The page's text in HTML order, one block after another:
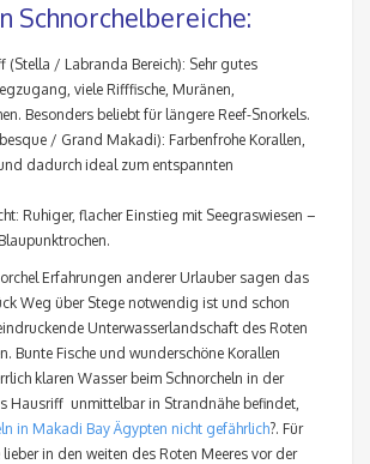
Schnorchelbereiche:
(Stella / Labranda Bereich): Sehr gutes
viele Rifffische, Muränen,
Besonders beliebt für längere Reef-Snorkels.
/ Grand Makadi): Farbenfrohe Korallen,
dadurch ideal zum entspannten
Ruhiger, flacher Einstieg mit Seegraswiesen –
Erfahrungen anderer Urlauber sagen das
Weg über Stege notwendig ist und schon
Unterwasserlandschaft des Roten
Bunte Fische und wunderschöne Korallen
klaren Wasser beim Schnorcheln in der
Hausriff unmittelbar in Strandnähe befindet,
in Makadi Bay Ägypten nicht gefährlich?. Für
in den weiten des Roten Meeres vor der